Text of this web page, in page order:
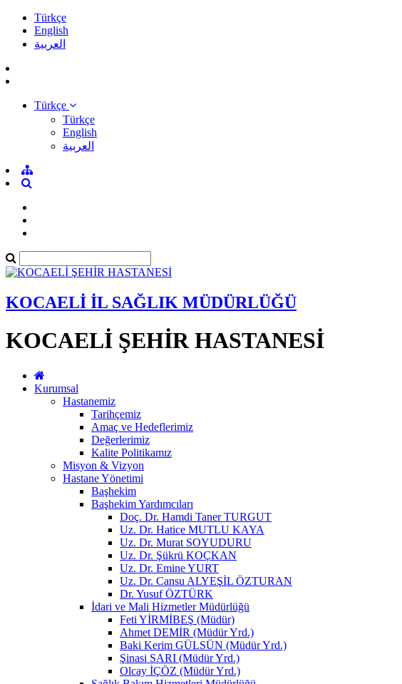
Türkçe
English
العربية
Türkçe
Türkçe
English
العربية
KOCAELİ İL SAĞLIK MÜDÜRLÜĞÜ
KOCAELİ ŞEHİR HASTANESİ
Kurumsal
Hastanemiz
Tarihçemiz
Amaç ve Hedeflerimiz
Değerlerimiz
Kalite Politikamız
Misyon & Vizyon
Hastane Yönetimi
Başhekim
Başhekim Yardımcıları
Doç. Dr. Hamdi Taner TURGUT
Uz. Dr. Hatice MUTLU KAYA
Uz. Dr. Murat SOYUDURU
Uz. Dr. Şükrü KOÇKAN
Uz. Dr. Emine YURT
Uz. Dr. Cansu ALYEŞİL ÖZTURAN
Dr. Yusuf ÖZTÜRK
İdari ve Mali Hizmetler Müdürlüğü
Feti YİRMİBEŞ (Müdür)
Ahmet DEMİR (Müdür Yrd.)
Baki Kerim GÜLSÜN (Müdür Yrd.)
Şinasi SARI (Müdür Yrd.)
Olcay İÇÖZ (Müdür Yrd.)